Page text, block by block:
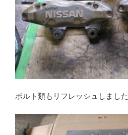
ボルト類もリフレッシュしました